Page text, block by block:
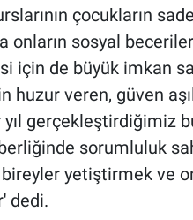
çocukların
onların sosyal
için de büyük imkan
huzur veren, güven
gerçekleştirdiğimiz
sorumluluk
yetiştirmek ve
dedi.